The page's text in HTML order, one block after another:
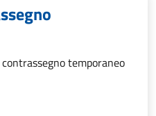
temporaneo